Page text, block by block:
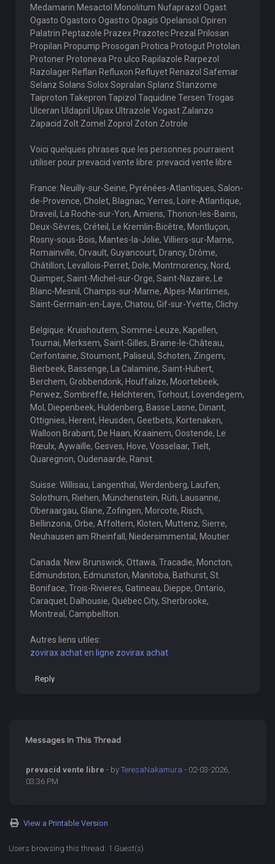
Medamarin Mesactol Monolitum Nufaprazol Ogast
Ogasto Ogastoro Ogastro Opagis Opelansol Opiren
Palatrin Peptazole Prazex Prazotec Prezal Prilosan
Propilan Propump Prosogan Protica Protogut Protolan
Protoner Protonexa Pro ulco Rapilazole Rarpezol
Razolager Reflan Refluxon Refluyet Renazol Safemar
Selanz Solans Solox Sopralan Splanz Stanzome
Taiproton Takepron Tapizol Taquidine Tersen Trogas
Ulceran Uldapril Ulpax Ultrazole Vogast Zalanzo
Zapacid Zolt Zomel Zoprol Zoton Zotrole
Voici quelques phrases que les personnes pourraient
utiliser pour prevacid vente libre: prevacid vente libre
France: Neuilly-sur-Seine, Pyrénées-Atlantiques, Salon-
de-Provence, Cholet, Blagnac, Yerres, Loire-Atlantique,
Draveil, La Roche-sur-Yon, Amiens, Thonon-les-Bains,
Deux-Sèvres, Créteil, Le Kremlin-Bicêtre, Montluçon,
Rosny-sous-Bois, Mantes-la-Jolie, Villiers-sur-Marne,
Romainville, Orvault, Guyancourt, Drancy, Drôme,
Châtillon, Levallois-Perret, Dole, Montmorency, Nord,
Quimper, Saint-Michel-sur-Orge, Saint-Nazaire, Le
Blanc-Mesnil, Champs-sur-Marne, Alpes-Maritimes,
Saint-Germain-en-Laye, Chatou, Gif-sur-Yvette, Clichy.
Belgique: Kruishoutem, Somme-Leuze, Kapellen,
Tournai, Merksem, Saint-Gilles, Braine-le-Château,
Cerfontaine, Stoumont, Paliseul, Schoten, Zingem,
Bierbeek, Bassenge, La Calamine, Saint-Hubert,
Berchem, Grobbendonk, Houffalize, Moortebeek,
Perwez, Sombreffe, Helchteren, Torhout, Lovendegem,
Mol, Diepenbeek, Huldenberg, Basse Lasne, Dinant,
Ottignies, Herent, Heusden, Geetbets, Kortenaken,
Walloon Brabant, De Haan, Kraainem, Oostende, Le
Rœulx, Aywaille, Gesves, Hove, Vosselaar, Tielt,
Quaregnon, Oudenaarde, Ranst.
Suisse: Willisau, Langenthal, Werdenberg, Laufen,
Solothurn, Riehen, Münchenstein, Rüti, Lausanne,
Oberaargau, Glane, Zofingen, Morcote, Risch,
Bellinzona, Orbe, Affoltern, Kloten, Muttenz, Sierre,
Neuhausen am Rheinfall, Niedersimmental, Moutier.
Canada: New Brunswick, Ottawa, Tracadie, Moncton,
Edmundston, Edmunston, Manitoba, Bathurst, St.
Boniface, Trois-Rivieres, Gatineau, Dieppe, Ontario,
Caraquet, Dalhousie, Québec City, Sherbrooke,
Montreal, Campbellton.
Autres liens utiles:
zovirax achat en ligne zovirax achat
Reply
Messages In This Thread
prevacid vente libre - byTeresaNakamura - 02-03-2026,
03:36 PM
View a Printable Version
Users browsing this thread: 1 Guest(s)